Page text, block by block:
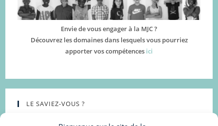
Envie de vous engager à la MJC ?
Découvrez les domaines dans lesquels vous pourriez
apporter vos compétences ici
LE SAVIEZ-VOUS ?